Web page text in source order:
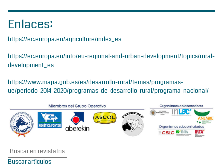
Enlaces:
https://ec.europa.eu/agriculture/index_es
https://ec.europa.eu/info/eu-regional-and-urban-development/topics/rural-
development_es
https://www.mapa.gob.es/es/desarrollo-rural/temas/programas-
ue/periodo-2014-2020/programas-de-desarrollo-rural/programa-nacional/
Buscar artículos